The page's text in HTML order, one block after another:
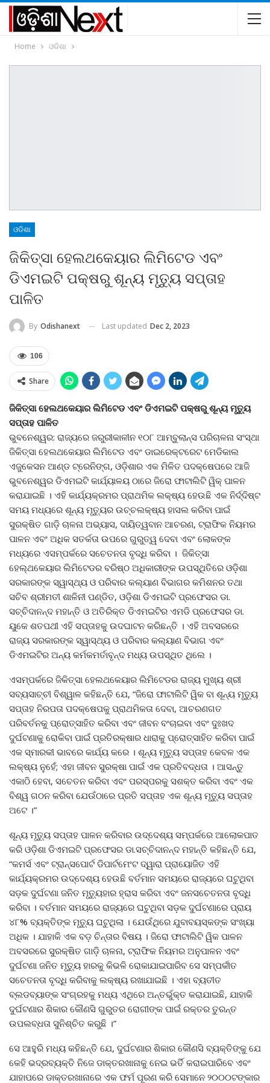
Home ଓଡିଶା
ଓଡିଶା
ଜିକିତ୍ସା ହେଲଥକେୟାର ଲିମିଟେଡ ଏବଂ
ଡିଏମଇଟି ପକ୍ଷରୁ ଶୂନ୍ୟ ମୃତ୍ୟୁ ସପ୍ତାହ
ପାଳିତ
By Odishanext Last updated Dec 2, 2023
106
Share
ଜିକିତ୍ସା ହେଲଥକେୟାର ଲିମିଟେଡ ଏବଂ ଡିଏମଇଟି ପକ୍ଷରୁ ଶୂନ୍ୟ ମୃତ୍ୟୁ
ସପ୍ତାହ ପାଳିତ
ଭୁବନେଶ୍ୱର: ରାଜ୍ୟରେ ଜରୁରୀକାଳୀନ ୧୦୮ ଆମ୍ବୁଲାନ୍ସ ପରିଚାଳନା ସଂସ୍ଥା
ଜିକିତ୍ସା ହେଲଥକେୟାର ଲିମିଟେଡ ଏବଂ ଡାଇରେକ୍ଟରେଟ ମେଡିକାଲ
ଏଜୁକେସନ ଆଣ୍ଡ ଟ୍ରେନିଙ୍ଗ, ଓଡ଼ିଶାର ଏକ ମିଳିତ ପଦକ୍ଷେପରେ ଆଜି
ଭୁବନେଶ୍ୱର ଡିଏମଇଟି କାର୍ଯ୍ୟାଳୟ ଠାରେ ଜିରୋ ଫାଟାଲିଟି ୱିକ୍ ପାଳନ
କରାଯାଇଛି । ଏହି କାର୍ଯ୍ୟକ୍ରମର ପ୍ରାଥମିକ ଲକ୍ଷ୍ୟ ହେଉଛି ଏକ ନିର୍ଦ୍ଦିଷ୍ଟ
ସମୟ ମଧ୍ୟରେ ଶୂନ୍ୟ ମୃତ୍ୟୁର ଉଚ୍ଚଲକ୍ଷ୍ୟ ହାସଲ କରିବା ପାଇଁ
ସୁରକ୍ଷିତ ଗାଡ଼ି ଚାଳନା ଅଭ୍ୟାସ, ଦାୟିତ୍ୱବାନ ଆଚରଣ, ଟ୍ରାଫିକ ନିୟମର
ପାଳନ ଏବଂ ଅଧିକ ସତର୍କତା ଉପରେ ଗୁରୁତ୍ୱ ଦେବା ଏବଂ ଲୋକଙ୍କ
ମଧ୍ୟରେ ଏସମ୍ପର୍କରେ ସଚେତନତା ବୃଦ୍ଧି କରିବା । ଜିକିତ୍ସା
ହେଲ୍ଥକେୟାର ଲିମିଟେଡର ବରିଷ୍ଠ ଅଧିକାରୀଙ୍କ ଉପସ୍ଥିତିରେ ଓଡ଼ିଶା
ସରକାରଙ୍କ ସ୍ୱାସ୍ଥ୍ୟ ଓ ପରିବାର କଲ୍ୟାଣ ବିଭାଗର କମିଶନର ତଥା
ସଚିବ ଶ୍ରୀମତୀ ଶାଳିନୀ ପଣ୍ଡିତ, ଓଡ଼ିଶା ଡିଏମଇଟି ପ୍ରଫେସର ଡା.
ସଚ୍ଚିଦାନନ୍ଦ ମହାନ୍ତି ଓ ଅତିରିକ୍ତ ଡିଏମଇଟିର ଏମଡି ପ୍ରଫେସର ଡା.
ୟୁକେ ଶତପଥୀ ଏହି ସପ୍ତାହକୁ ଉଦଘାଟନ କରିଛନ୍ତି । ଏହି ଅବସରରେ
ରାଜ୍ୟ ସରକାରଙ୍କ ସ୍ୱାସ୍ଥ୍ୟ ଓ ପରିବାର କଲ୍ୟାଣ ବିଭାଗ ଏବଂ
ଡିଏମଇଟିର ଅନ୍ୟ କର୍ମକମର୍ତାବୃନ୍ଦ ମଧ୍ୟ ଉପସ୍ଥିତ ଥିଲେ ।
ଏସମ୍ପର୍କରେ ଜିକିତ୍ସା ହେଲଥକେୟାର ଲିମିଟେଡର ରାଜ୍ୟ ମୁଖ୍ୟ ଶ୍ରୀ
ସବ୍ୟସାଚ୍ଚୀ ବିଶ୍ୱାଳ କହିଛନ୍ତି ଯେ, “ଜିରୋ ଫାଟାଲିଟି ୱିକ ବା ଶୂନ୍ୟ ମୃତ୍ୟୁ
ସପ୍ତାହ ନିରପତା ପଦକ୍ଷେପକୁ ପ୍ରାଥମିକତା ଦେବା, ଆଚରଣଗତ
ପରିବର୍ତନକୁ ପ୍ରୋତ୍ସାହିତ କରିବା ଏବଂ ଜୀବନ ବଂଚାଇବା ଏବଂ ଦୁଃଖଦ
ଦୁର୍ଘଟଣାକୁ ରୋକିବା ପାଇଁ ପ୍ରତିରକ୍ଷାର ଧାରାକୁ ପ୍ରୋତ୍ସାହିତ କରିବା ପାଇଁ
ଏକ ସ୍ମାରକୀ ଭାବରେ କାର୍ଯ୍ୟ କରେ । ଶୂନ୍ୟ ମୃତ୍ୟୁ ସପ୍ତାହ କେବଳ ଏକ
ଲକ୍ଷ୍ୟ ନୁହେଁ; ଏହା ଜୀବନ ସୁରକ୍ଷା ପାଇଁ ଏକ ପ୍ରତିବଦ୍ଧତା । ଆସନ୍ତୁ
ଏକାଠି ହେବା, ସଚେତନ କରିବା ଏବଂ ପରସ୍ପରକୁ ସଶକ୍ତ କରିବା ଏବଂ ଏକ
ବିଶ୍ୱ ଗଠନ କରିବା ଯେଉଁଠାରେ ପ୍ରତି ସପ୍ତାହ ଏକ ଶୂନ୍ୟ ମୃତ୍ୟୁ ସପ୍ତାହ
ଅଟେ ।”
ଶୂନ୍ୟ ମୃତ୍ୟୁ ସପ୍ତାହ ପାଳନ କରିବାର ଉଦ୍ଦେଶ୍ୟ ସମ୍ପର୍କରେ ଆଲୋକପାତ
କରି ଓଡ଼ିଶା ଡିଏମଇଟି ପ୍ରଫେସର ଡା.ସଚ୍ଚିଦାନନ୍ଦ ମହାନ୍ତି କହିଛନ୍ତି ଯେ,
“କମର୍ସ ଏବଂ ଟ୍ରାନ୍ସପୋର୍ଟ ଡିପାର୍ଟମେଂଟ ଦ୍ୱାରା ପ୍ରାୟୋଜିତ ଏହି
କାର୍ଯ୍ୟକ୍ରମର ଉଦ୍ଦେଶ୍ୟ ହେଉଛି ବର୍ତମାନ ସମୟରେ ରାଜ୍ୟରେ ଘଟୁଥିବା
ସଡ଼କ ଦୁର୍ଘଟଣା ଜନିତ ମୃତ୍ୟୁହାର ହ୍ରାସ କରିବା ଏବଂ ଜନସଚେତନତା ବୃଦ୍ଧି
କରିବା । ବର୍ତମାନ ସମୟରେ ରାଜ୍ୟରେ ଘଟୁଥିବା ସଡ଼କ ଦୁର୍ଘଟଣାରେ ପ୍ରାୟ
୪୮% ବ୍ୟକ୍ତିଙ୍କ ମୃତ୍ୟୁ ଘଟୁଥିଲା । ଯେଉଁଥିରେ ଯୁବାବୟସ୍କଙ୍କ ସଂଖ୍ୟା
ଅଧିକ । ଯାହାକି ଏକ ବଡ଼ ଚିନ୍ତାର ବିଷୟ । ଜିରୋ ଫାଟାଲିଟି ୱିକ ପାଳନ
ଅବସରରେ ସୁରକ୍ଷିତ ଗାଡ଼ି ଚାଳନା, ଟ୍ରାଫିକ ନିୟମର ଅନୁପାଳନ ଏବଂ
ଦୁର୍ଘଟଣା ଜନିତ ମୃତ୍ୟୁ ହାରକୁ କିଭଳି ରୋକାଯାଇପାରିବ ସେ ସମ୍ପର୍କୀତ
ସଚେତନତା ବୃଦ୍ଧି କରିବାକୁ ଲକ୍ଷ୍ୟ ରଖାଯାଇଛି । ଏହା ବ୍ୟତୀତ
ବ୍ଲଡବ୍ୟାଙ୍କ ସଂଗ୍ରହକୁ ମଧ୍ୟ ଏଥିରେ ଅନ୍ତର୍ଭୁକ୍ତ କରାଯାଇଛି, ଯାହାକି
ଦୁର୍ଘଟଣାର ଶିକାର କୌଣସି ଗୁରୁତର ରୋଗୀଙ୍କ ପାଇଁ ରକ୍ତର ତୁରନ୍ତ
ଉପଲବ୍ଧତା ସୁନିଶ୍ଚିତ କରୁଛି ।”
ସେ ଆହୁରି ମଧ୍ୟ କହିଛନ୍ତି ଯେ, ଦୁର୍ଘଟଣାର ଶିକାର କୌଣସି ବ୍ୟକ୍ତିଙ୍କୁ ଯେ
କେହି ଭଦ୍ରବ୍ୟକ୍ତି ନିଜେ ଡାକ୍ତରଖାନାକୁ ନେଇ ଭର୍ତି କରାଇପାରିବେ ଏବଂ
ଯାହାପରେ ଡାକ୍ତରଖାନାରେ ଏକ ଫର୍ମ ପୂରଣ କରି ସେମାନେ ୨୦୦୦ଟଙ୍କାର